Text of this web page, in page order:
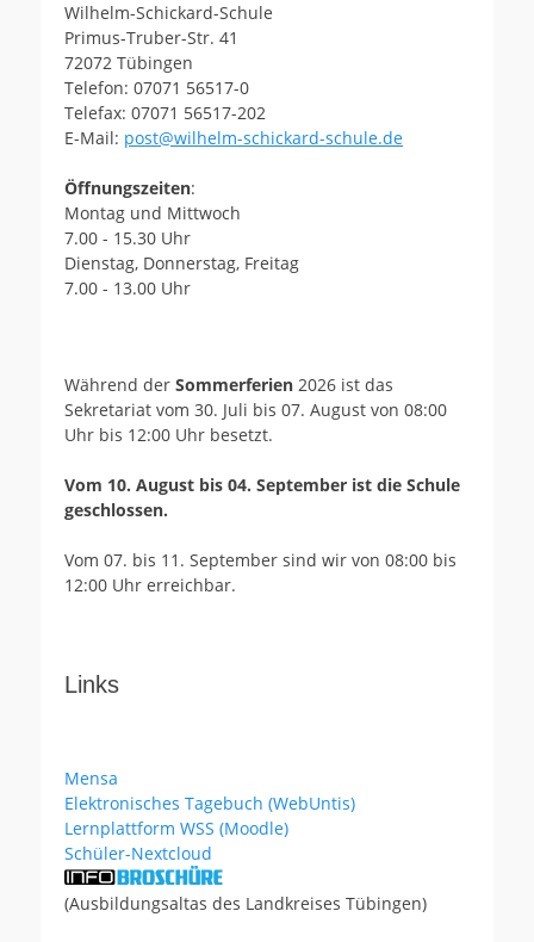
Wilhelm-Schickard-Schule
Primus-Truber-Str. 41
72072 Tübingen
Telefon: 07071 56517-0
Telefax: 07071 56517-202
E-Mail: post@wilhelm-schickard-schule.de
Öffnungszeiten:
Montag und Mittwoch
7.00 - 15.30 Uhr
Dienstag, Donnerstag, Freitag
7.00 - 13.00 Uhr
Während der Sommerferien 2026 ist das
Sekretariat vom 30. Juli bis 07. August von 08:00
Uhr bis 12:00 Uhr besetzt.
Vom 10. August bis 04. September ist die Schule
geschlossen.
Vom 07. bis 11. September sind wir von 08:00 bis
12:00 Uhr erreichbar.
Links
Mensa
Elektronisches Tagebuch (WebUntis)
Lernplattform WSS (Moodle)
Schüler-Nextcloud
(Ausbildungsaltas des Landkreises Tübingen)